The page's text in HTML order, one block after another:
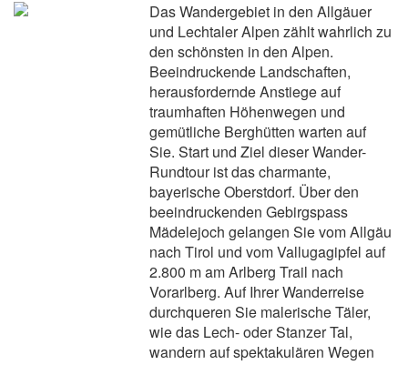
Das Wandergebiet in den Allgäuer
und Lechtaler Alpen zählt wahrlich zu
den schönsten in den Alpen.
Beeindruckende Landschaften,
herausfordernde Anstiege auf
traumhaften Höhenwegen und
gemütliche Berghütten warten auf
Sie. Start und Ziel dieser Wander-
Rundtour ist das charmante,
bayerische Oberstdorf. Über den
beeindruckenden Gebirgspass
Mädelejoch gelangen Sie vom Allgäu
nach Tirol und vom Vallugagipfel auf
2.800 m am Arlberg Trail nach
Vorarlberg. Auf Ihrer Wanderreise
durchqueren Sie malerische Täler,
wie das Lech- oder Stanzer Tal,
wandern auf spektakulären Wegen